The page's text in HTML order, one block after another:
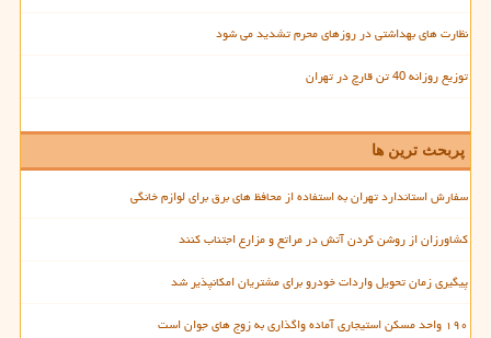
نظارت های بهداشتی در روزهای محرم تشدید می شود
توزیع روزانه 40 تن قارچ در تهران
پربحث ترین ها
سفارش استاندارد تهران به استفاده از محافظ های برق برای لوازم خانگی
کشاورزان از روشن کردن آتش در مراتع و مزارع اجتناب کنند
پیگیری زمان تحویل واردات خودرو برای مشتریان امکانپذیر شد
۱۹۰ واحد مسکن استیجاری آماده واگذاری به زوج های جوان است